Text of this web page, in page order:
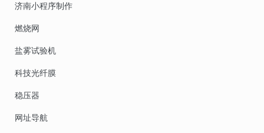
济南小程序制作
燃烧网
盐雾试验机
科技光纤膜
稳压器
网址导航